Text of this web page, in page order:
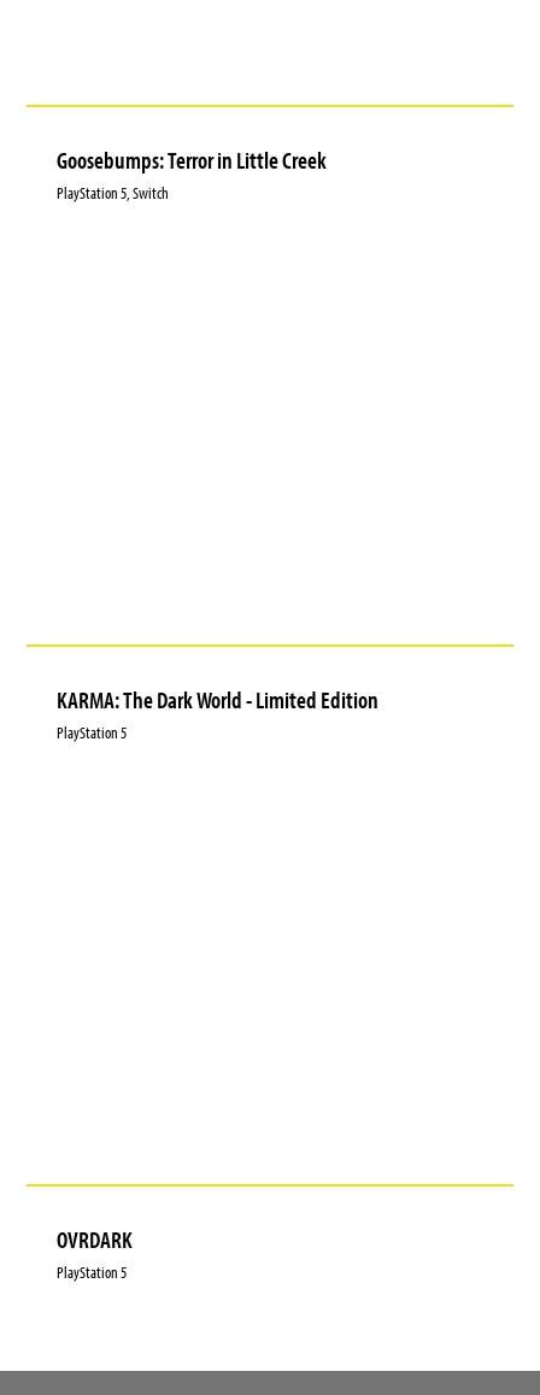
Goosebumps: Terror in Little Creek
PlayStation 5, Switch
KARMA: The Dark World - Limited Edition
PlayStation 5
OVRDARK
PlayStation 5